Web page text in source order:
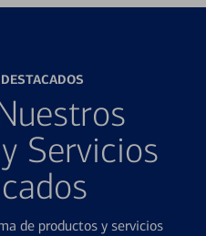
Servicios
de productos y servicios